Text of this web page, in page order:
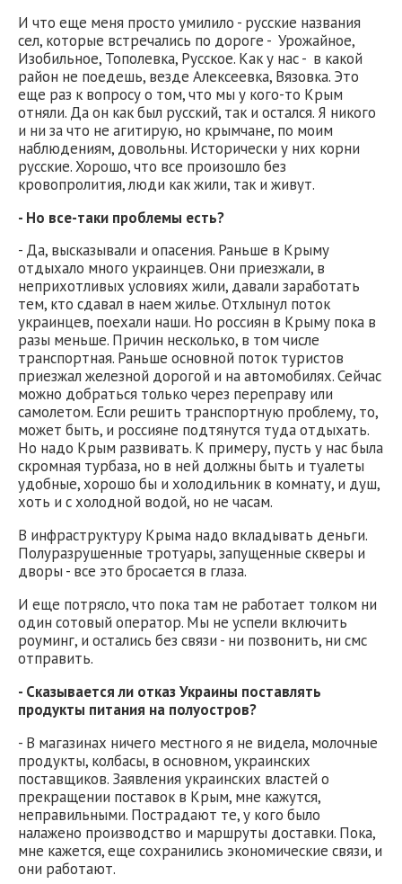
И что еще меня просто умилило - русские названия
сел, которые встречались по дороге - Урожайное,
Изобильное, Тополевка, Русское. Как у нас - в какой
район не поедешь, везде Алексеевка, Вязовка. Это
еще раз к вопросу о том, что мы у кого-то Крым
отняли. Да он как был русский, так и остался. Я никого
и ни за что не агитирую, но крымчане, по моим
наблюдениям, довольны. Исторически у них корни
русские. Хорошо, что все произошло без
кровопролития, люди как жили, так и живут.
- Но все-таки проблемы есть?
- Да, высказывали и опасения. Раньше в Крыму
отдыхало много украинцев. Они приезжали, в
неприхотливых условиях жили, давали заработать
тем, кто сдавал в наем жилье. Отхлынул поток
украинцев, поехали наши. Но россиян в Крыму пока в
разы меньше. Причин несколько, в том числе
транспортная. Раньше основной поток туристов
приезжал железной дорогой и на автомобилях. Сейчас
можно добраться только через переправу или
самолетом. Если решить транспортную проблему, то,
может быть, и россияне подтянутся туда отдыхать.
Но надо Крым развивать. К примеру, пусть у нас была
скромная турбаза, но в ней должны быть и туалеты
удобные, хорошо бы и холодильник в комнату, и душ,
хоть и с холодной водой, но не часам.
В инфраструктуру Крыма надо вкладывать деньги.
Полуразрушенные тротуары, запущенные скверы и
дворы - все это бросается в глаза.
И еще потрясло, что пока там не работает толком ни
один сотовый оператор. Мы не успели включить
роуминг, и остались без связи - ни позвонить, ни смс
отправить.
- Сказывается ли отказ Украины поставлять
продукты питания на полуостров?
- В магазинах ничего местного я не видела, молочные
продукты, колбасы, в основном, украинских
поставщиков. Заявления украинских властей о
прекращении поставок в Крым, мне кажутся,
неправильными. Пострадают те, у кого было
налажено производство и маршруты доставки. Пока,
мне кажется, еще сохранились экономические связи, и
они работают.